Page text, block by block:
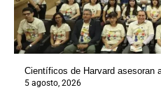
Científicos de Harvard asesoran
5 agosto, 2026